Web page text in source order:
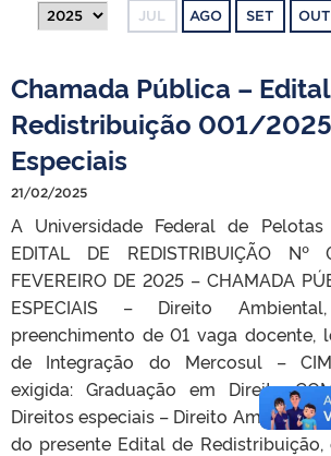
OUVIDORIA
TELEFONES
JUL AGO SET OUT
Chamada Pública –
Redistribuição 001/
Especiais
21/02/2025
A Universidade Federal de
EDITAL DE REDISTRIBUIÇÃO
FEVEREIRO DE 2025 – CHAMADA
ESPECIAIS – Direito
preenchimento de 01 vaga docente,
de Integração do Mercosul –
exigida: Graduação em Direito
Direitos especiais – Direito Ambiental.
do presente Edital de